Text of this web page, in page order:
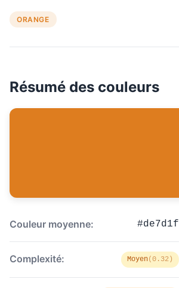
ORANGE
Résumé des couleurs
Couleur moyenne: #de7d1f
Complexité: Moyen(0.32)